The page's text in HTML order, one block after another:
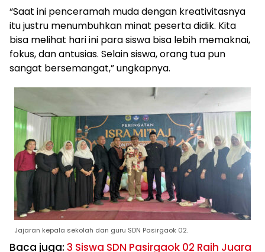
“Saat ini penceramah muda dengan kreativitasnya
itu justru menumbuhkan minat peserta didik. Kita
bisa melihat hari ini para siswa bisa lebih memaknai,
fokus, dan antusias. Selain siswa, orang tua pun
sangat bersemangat,” ungkapnya.
Jajaran kepala sekolah dan guru SDN Pasirgaok 02.
Baca juga: 3 Siswa SDN Pasirgaok 02 Raih Juara